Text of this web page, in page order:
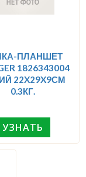
ПЛАНШЕТ
1826343004
22X29X9СМ
0.3КГ.
УЗНАТЬ